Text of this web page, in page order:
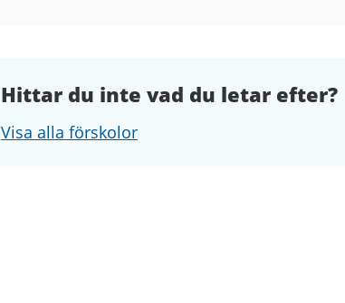
Hittar du inte vad du letar efter?
Visa alla förskolor